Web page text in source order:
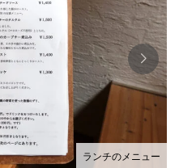
ランチのメニュー